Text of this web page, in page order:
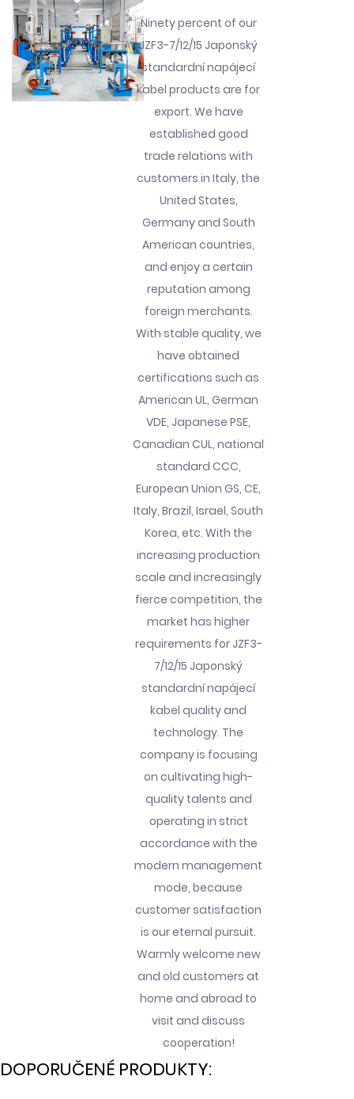
Ninety percent of our
JZF3-7/12/15 Japonský
standardní napájecí
kabel products are for
export. We have
established good
trade relations with
customers in Italy, the
United States,
Germany and South
American countries,
and enjoy a certain
reputation among
foreign merchants.
With stable quality, we
have obtained
certifications such as
American UL, German
VDE, Japanese PSE,
Canadian CUL, national
standard CCC,
European Union GS, CE,
Italy, Brazil, Israel, South
Korea, etc. With the
increasing production
scale and increasingly
fierce competition, the
market has higher
requirements for JZF3-
7/12/15 Japonský
standardní napájecí
kabel quality and
technology. The
company is focusing
on cultivating high-
quality talents and
operating in strict
accordance with the
modern management
mode, because
customer satisfaction
is our eternal pursuit.
Warmly welcome new
and old customers at
home and abroad to
visit and discuss
cooperation!
DOPORUČENÉ PRODUKTY: